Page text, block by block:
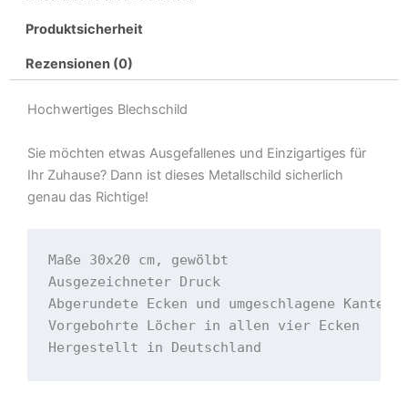
Deko
Schild
-
Made
Germany.
Produktsicherheit
Rezensionen (0)
Hochwertiges Blechschild
Sie möchten etwas Ausgefallenes und Einzigartiges für
Ihr Zuhause? Dann ist dieses Metallschild sicherlich
genau das Richtige!
Maße 30x20 cm, gewölbt
Ausgezeichneter Druck
Abgerundete Ecken und umgeschlagene Kanten
Vorgebohrte Löcher in allen vier Ecken
Hergestellt in Deutschland